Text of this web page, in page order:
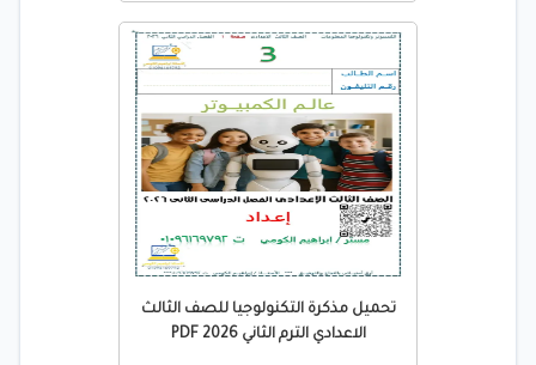
تحميل مذكرة التكنولوجيا للصف الثالث
الاعدادي الترم الثاني 2026 PDF